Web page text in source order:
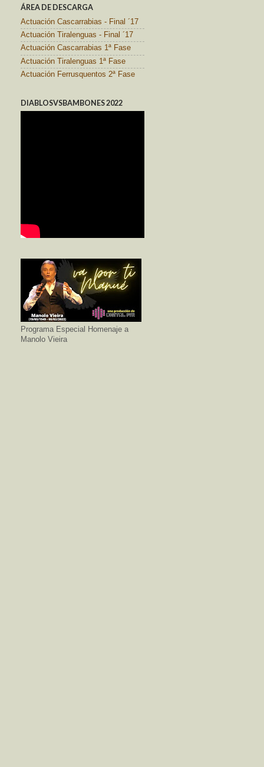
ÁREA DE DESCARGA
Actuación Cascarrabias - Final ´17
Actuación Tiralenguas - Final ´17
Actuación Cascarrabias 1ª Fase
Actuación Tiralenguas 1ª Fase
Actuación Ferrusquentos 2ª Fase
DIABLOSVSBAMBONES 2022
Programa Especial Homenaje a
Manolo Vieira